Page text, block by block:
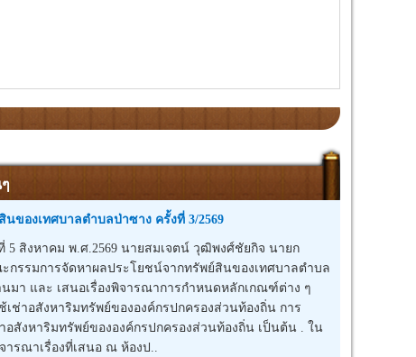
ของเทศบาลตำบลป่าซาง ครั้งที่ 3/2569
งหาคม พ.ศ.2569 นายสมเจตน์ วุฒิพงศ์ชัยกิจ นายก
รรมการจัดหาผลประโยชน์จากทรัพย์สินของเทศบาลตำบล
นมา และ เสนอเรื่องพิจารณาการกำหนดหลักเกณฑ์ต่าง ๆ
าอสังหาริมทรัพย์ขององค์กรปกครองส่วนท้องถิ่น การ
สังหาริมทรัพย์ขององค์กรปกครองส่วนท้องถิ่น เป็นต้น . ใน
รณาเรื่องที่เสนอ ณ ห้องป..